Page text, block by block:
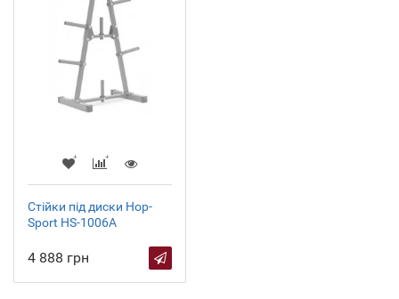
Стійки під диски Hop-
Sport HS-1006A
4 888 грн